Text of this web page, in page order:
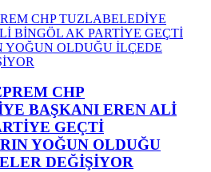
CHP
BAŞKANI EREN ALİ
GEÇTİ
YOĞUN OLDUĞU
DEĞİŞİYOR